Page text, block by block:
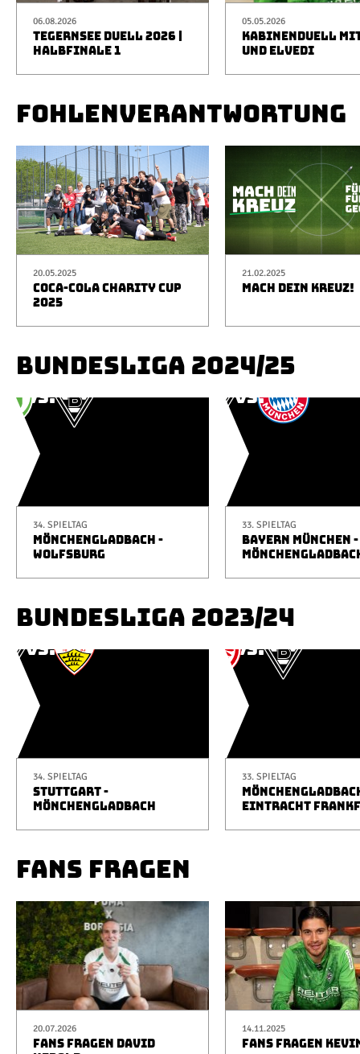
06.08.2026
TEGERNSEE DUELL 2026 |
HALBFINALE 1
05.05.2026
KABINENDUELL
UND ELVEDI
FOHLENVERANTWORTUNG
20.05.2025
COCA-COLA CHARITY CUP
2025
21.02.2025
MACH DEIN KREUZ!
BUNDESLIGA 2024/25
34. SPIELTAG
MÖNCHENGLADBACH -
WOLFSBURG
33. SPIELTAG
BAYERN MÜNCHEN -
BUNDESLIGA 2023/24
34. SPIELTAG
STUTTGART -
MÖNCHENGLADBACH
33. SPIELTAG
EINTRACHT
FANS FRAGEN
20.07.2026
FANS FRAGEN DAVID
14.11.2025
FANS FRAGEN